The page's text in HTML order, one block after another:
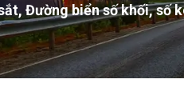
Đường biển số khối, số